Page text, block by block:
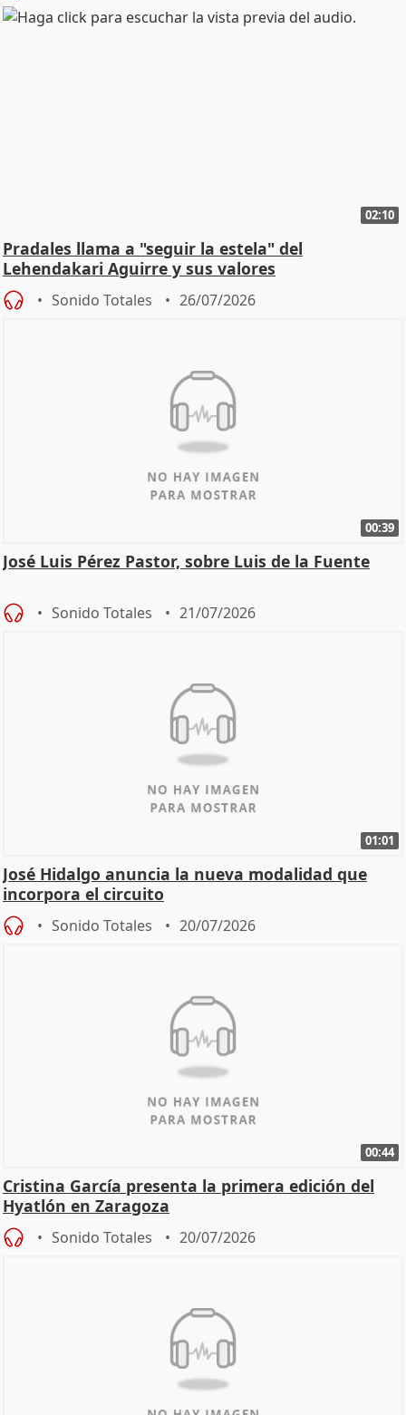
02:10
Pradales llama a "seguir la estela" del
Lehendakari Aguirre y sus valores
Sonido Totales 26/07/2026
00:39
José Luis Pérez Pastor, sobre Luis de la Fuente
Sonido Totales 21/07/2026
01:01
José Hidalgo anuncia la nueva modalidad que
incorpora el circuito
Sonido Totales 20/07/2026
00:44
Cristina García presenta la primera edición del
Hyatlón en Zaragoza
Sonido Totales 20/07/2026